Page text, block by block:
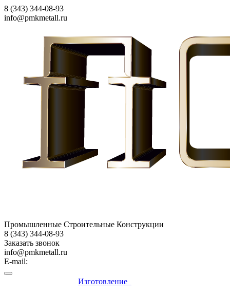
8 (343) 344-08-93
info@pmkmetall.ru
Промышленные Строительные Конструкции
8 (343) 344-08-93
Заказать звонок
info@pmkmetall.ru
E-mail:
Изготовление